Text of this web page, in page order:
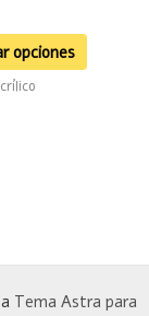
opciones
la
Tema Astra para